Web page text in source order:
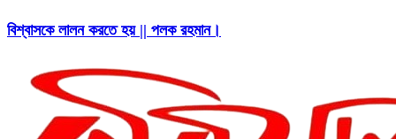
বিশ্বাসকে লালন করতে হয় || পলক রহমান।